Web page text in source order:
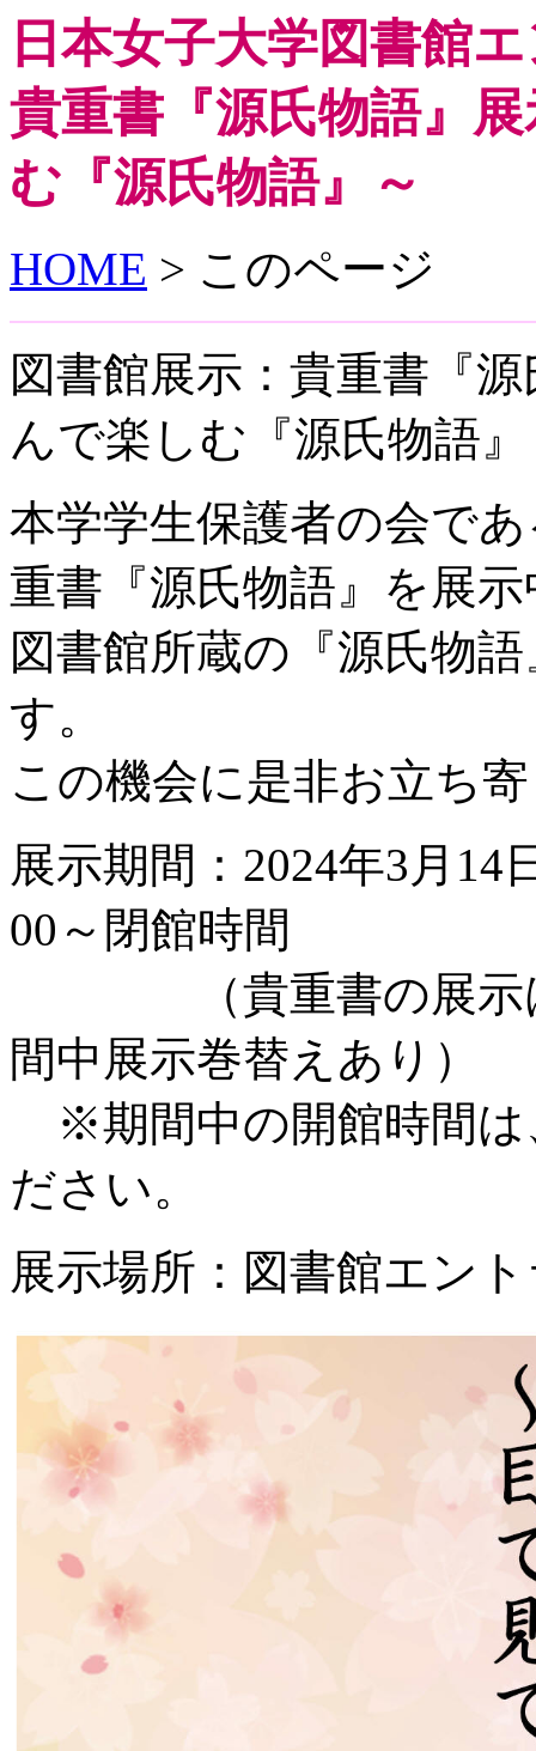
日本女子大学図書館
貴重書『源氏物語』
む『源氏物語』～
HOME > このページ
図書館展示：貴重書『
んで楽しむ『源氏物語
本学学生保護者の会で
重書『源氏物語』を展
図書館所蔵の『源氏物
す。
この機会に是非お立ち
展示期間：2024年3月
00～閉館時間
（貴重書の展示は4
間中展示巻替えあり）
※期間中の開館時間は
ださい。
展示場所：図書館エン